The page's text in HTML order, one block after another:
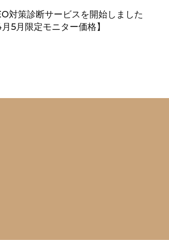
対策診断サービスを開始しました
月5月限定モニター価格】